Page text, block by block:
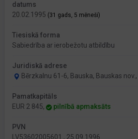
datums
20.02.1995 (31 gads, 5 mēneši)
Tiesiskā forma
Sabiedrība ar ierobežotu atbildību
Juridiskā adrese
Bērzkalnu 61-6, Bauska, Bauskas
Pamatkapitāls
EUR 2 845,
pilnībā apmaksāts
PVN
LV53602005601 , 25.09.1996